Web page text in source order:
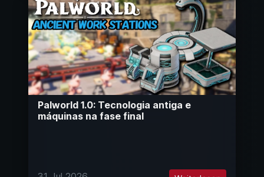
Palworld 1.0: Tecnologia antiga e
máquinas na fase final